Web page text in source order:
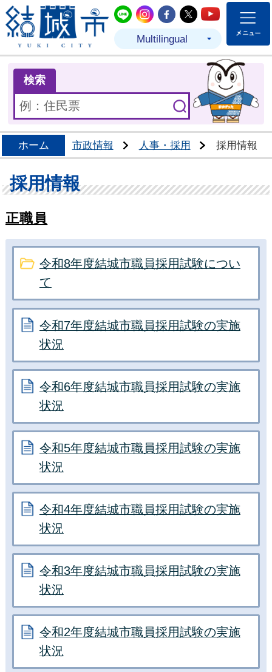
結城市公式LINE
結城市公式Instagram
結城市公式
結城市公式
結城市
Multilingual
検索
ホーム 市政情報 人事・採用 採用情報
採用情報
正職員
令和8年度結城市職員採用試験につい
て
令和7年度結城市職員採用試験の実施
状況
令和6年度結城市職員採用試験の実施
状況
令和5年度結城市職員採用試験の実施
状況
令和4年度結城市職員採用試験の実施
状況
令和3年度結城市職員採用試験の実施
状況
令和2年度結城市職員採用試験の実施
状況